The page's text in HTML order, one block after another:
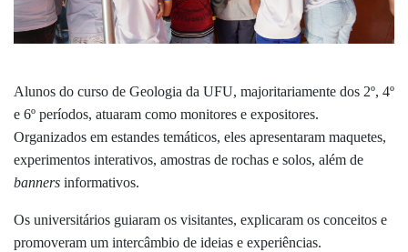
Alunos do curso de Geologia da UFU, majoritariamente dos 2º, 4º
e 6º períodos, atuaram como monitores e expositores.
Organizados em estandes temáticos, eles apresentaram maquetes,
experimentos interativos, amostras de rochas e solos, além de
banners informativos.
Os universitários guiaram os visitantes, explicaram os conceitos e
promoveram um intercâmbio de ideias e experiências.